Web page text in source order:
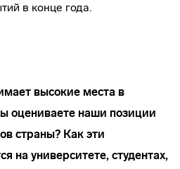
в конце года.
высокие места в
оцениваете наши позиции
страны? Как эти
на университете, студентах,